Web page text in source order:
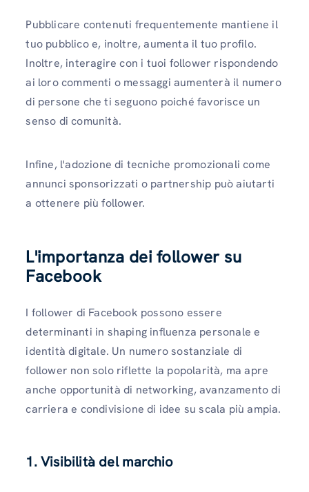
Pubblicare contenuti frequentemente mantiene il
tuo pubblico e, inoltre, aumenta il tuo profilo.
Inoltre, interagire con i tuoi follower rispondendo
ai loro commenti o messaggi aumenterà il numero
di persone che ti seguono poiché favorisce un
senso di comunità.
Infine, l'adozione di tecniche promozionali come
annunci sponsorizzati o partnership può aiutarti
a ottenere più follower.
L'importanza dei follower su
Facebook
I follower di Facebook possono essere
determinanti in shaping influenza personale e
identità digitale. Un numero sostanziale di
follower non solo riflette la popolarità, ma apre
anche opportunità di networking, avanzamento di
carriera e condivisione di idee su scala più ampia.
1. Visibilità del marchio